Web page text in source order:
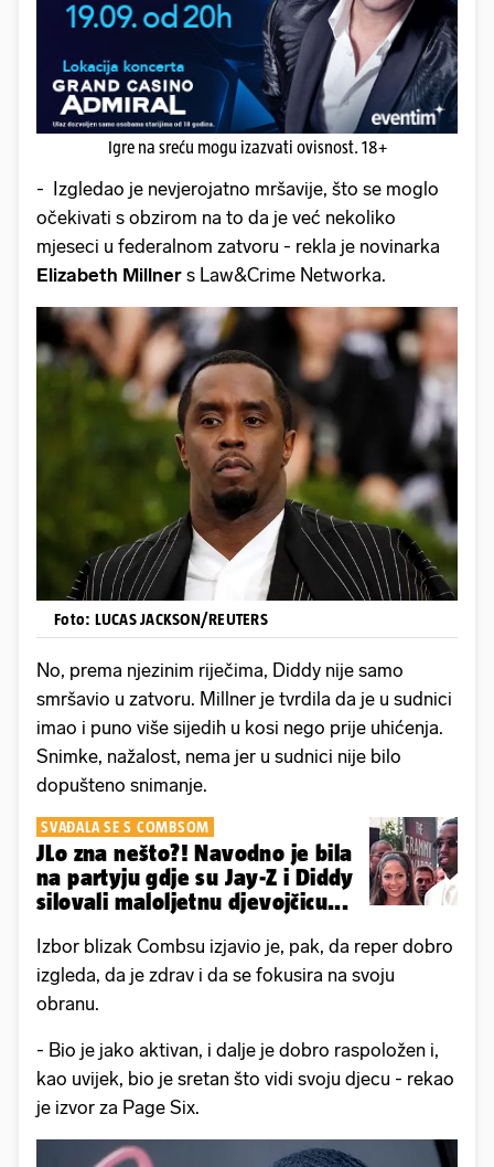
Igre na sreću mogu izazvati ovisnost. 18+
- Izgledao je nevjerojatno mršavije, što se moglo
očekivati s obzirom na to da je već nekoliko
mjeseci u federalnom zatvoru - rekla je novinarka
Elizabeth Millner s Law&Crime Networka.
Foto: LUCAS JACKSON/REUTERS
No, prema njezinim riječima, Diddy nije samo
smršavio u zatvoru. Millner je tvrdila da je u sudnici
imao i puno više sijedih u kosi nego prije uhićenja.
Snimke, nažalost, nema jer u sudnici nije bilo
dopušteno snimanje.
SVAĐALA SE S COMBSOM
JLo zna nešto?! Navodno je bila
na partyju gdje su Jay-Z i Diddy
silovali maloljetnu djevojčicu...
Izbor blizak Combsu izjavio je, pak, da reper dobro
izgleda, da je zdrav i da se fokusira na svoju
obranu.
- Bio je jako aktivan, i dalje je dobro raspoložen i,
kao uvijek, bio je sretan što vidi svoju djecu - rekao
je izvor za Page Six.